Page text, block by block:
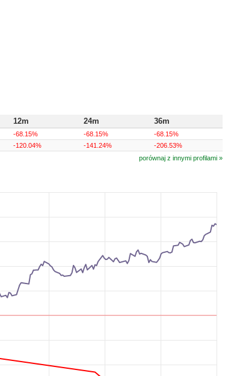
12m 24m 36m
-68.15% -68.15%
-68.15%
-120.04% -141.24%
-206.53%
porównaj z innymi profilami »